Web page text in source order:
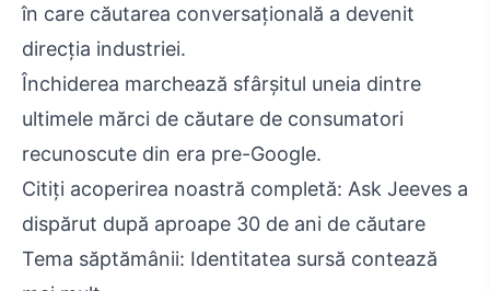
în care căutarea conversațională a devenit
direcția industriei.
Închiderea marchează sfârșitul uneia dintre
ultimele mărci de căutare de consumatori
recunoscute din era pre-Google.
Citiți acoperirea noastră completă: Ask Jeeves a
dispărut după aproape 30 de ani de căutare
Tema săptămânii: Identitatea sursă contează